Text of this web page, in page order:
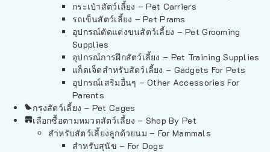
กระเป๋าสัตว์เลี้ยง – Pet Carriers
รถเข็นสัตว์เลี้ยง – Pet Prams
อุปกรณ์ตัดแต่งขนสัตว์เลี้ยง – Pet Grooming
Supplies
อุปกรณ์การฝึกสัตว์เลี้ยง – Pet Training Supplies
แก็ดเจ็ตสำหรับสัตว์เลี้ยง – Gadgets For Pets
อุปกรณ์เสริมอื่นๆ – Other Accessories For
Parents
กรงสัตว์เลี้ยง – Pet Cages
เลือกซื้อตามหมวดสัตว์เลี้ยง – Shop By Pet
สำหรับสัตว์เลี้ยงลูกด้วยนม – For Mammals
สำหรับสุนัข – For Dogs